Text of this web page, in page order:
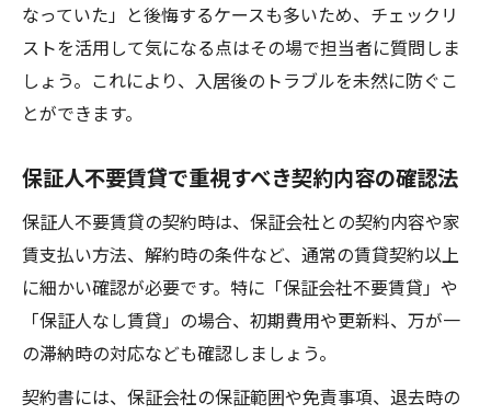
なっていた」と後悔するケースも多いため、チェックリ
ストを活用して気になる点はその場で担当者に質問しま
しょう。これにより、入居後のトラブルを未然に防ぐこ
とができます。
保証人不要賃貸で重視すべき契約内容の確認法
保証人不要賃貸の契約時は、保証会社との契約内容や家
賃支払い方法、解約時の条件など、通常の賃貸契約以上
に細かい確認が必要です。特に「保証会社不要賃貸」や
「保証人なし賃貸」の場合、初期費用や更新料、万が一
の滞納時の対応なども確認しましょう。
契約書には、保証会社の保証範囲や免責事項、退去時の